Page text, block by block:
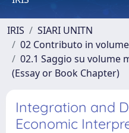
IRIS
SIARI UNITN
02 Contributo in
02.1 Saggio su volume
(Essay or Book Chapter)
Integration and
Economic